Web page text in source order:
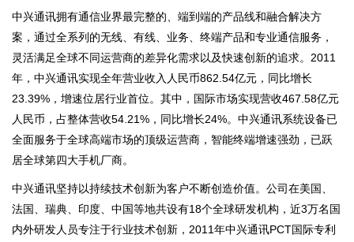
中兴通讯拥有通信业界最完整的、端到端的产品线和融合解决方
案，通过全系列的无线、有线、业务、终端产品和专业通信服务，
灵活满足全球不同运营商的差异化需求以及快速创新的追求。2011
年，中兴通讯实现全年营业收入人民币862.54亿元，同比增长
23.39%，增速位居行业首位。其中，国际市场实现营收467.58亿元
人民币，占整体营收54.21%，同比增长24%。中兴通讯系统设备已
全面服务于全球高端市场的顶级运营商，智能终端增速强劲，已跃
居全球第四大手机厂商。
中兴通讯坚持以持续技术创新为客户不断创造价值。公司在美国、
法国、瑞典、印度、中国等地共设有18个全球研发机构，近3万名国
内外研发人员专注于行业技术创新，2011年中兴通讯PCT国际专利